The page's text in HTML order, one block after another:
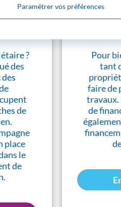
?
des
de
place
le
de
Pour
tant
faire de
travaux.
de
Paramétrer vos préférences